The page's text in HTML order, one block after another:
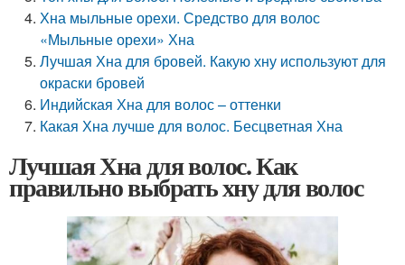
Хна мыльные орехи. Средство для волос
«Мыльные орехи» Хна
Лучшая Хна для бровей. Какую хну используют для
окраски бровей
Индийская Хна для волос – оттенки
Какая Хна лучше для волос. Бесцветная Хна
Лучшая Хна для волос. Как
правильно выбрать хну для волос